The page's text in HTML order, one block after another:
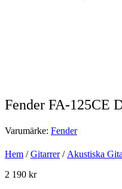
Fender FA-125CE
Varumärke: Fender
Hem /Gitarrer/Akustiska
2 190 kr